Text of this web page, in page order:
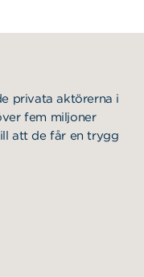
privata aktörerna i
fem miljoner
att de får en trygg